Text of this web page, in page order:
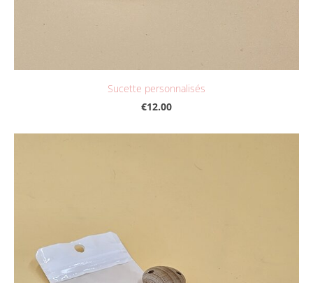
Sucette personnalisés
€12.00